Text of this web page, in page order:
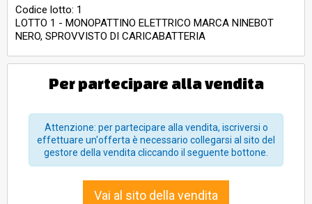
Codice lotto: 1
LOTTO 1 - MONOPATTINO ELETTRICO MARCA NINEBOT
NERO, SPROVVISTO DI CARICABATTERIA
Per partecipare alla vendita
Attenzione: per partecipare alla vendita, iscriversi o
effettuare un'offerta è necessario collegarsi al sito del
gestore della vendita cliccando il seguente bottone.
Vai al sito della vendita